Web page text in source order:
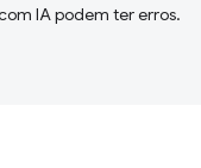
IA podem ter erros.